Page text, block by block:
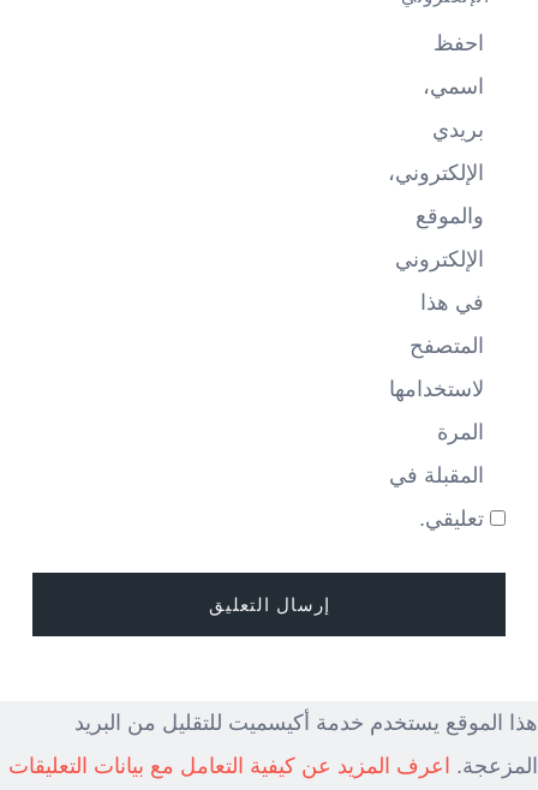
احفظ
اسمي،
بريدي
الإلكتروني،
والموقع
الإلكتروني
في هذا
المتصفح
لاستخدامها
المرة
المقبلة في
تعليقي.
هذا الموقع يستخدم خدمة أكيسميت للتقليل من البريد
المزعجة.
اعرف المزيد عن كيفية التعامل مع بيانات التعليقات